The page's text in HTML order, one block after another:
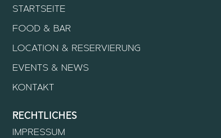
STARTSEITE
FOOD & BAR
LOCATION & RESERVIERUNG
EVENTS & NEWS
KONTAKT
rechtliches
IMPRESSUM